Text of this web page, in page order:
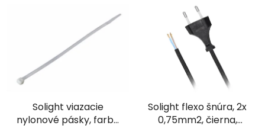
Solight viazacie
nylonové pásky, farba
Solight flexo šnúra, 2x
0,75mm2, čierna,